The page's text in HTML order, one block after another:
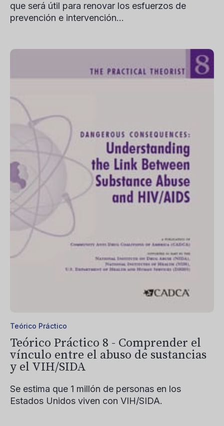
que será útil para renovar los esfuerzos de
prevención e intervención...
Teórico Práctico
Teórico Práctico 8 - Comprender el
vínculo entre el abuso de sustancias
y el VIH/SIDA
Se estima que 1 millón de personas en los
Estados Unidos viven con VIH/SIDA.